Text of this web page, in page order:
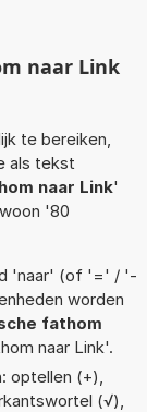
naar Link
te bereiken,
als tekst
naar Link'
'80
'naar' (of '=' / '-
worden
fathom
naar Link'.
optellen (+),
(√),